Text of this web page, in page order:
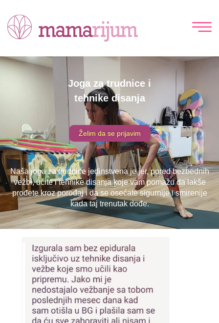
Joga za trudnice i
tehnike disanja
Želim da se prijavim
Naša joga za trudnice jedinstvena je jer, pored bezbednih
vežbi, učite i tehnike disanja koje vam pomažu da lakše
prođete kroz porođaj i da se osećate sigurnije i smirenije
kada taj trenutak dođe.